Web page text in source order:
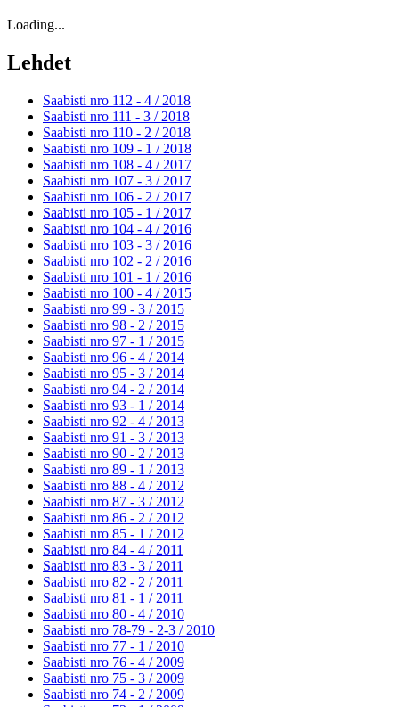
Loading...
Lehdet
Saabisti nro 112 - 4 / 2018
Saabisti nro 111 - 3 / 2018
Saabisti nro 110 - 2 / 2018
Saabisti nro 109 - 1 / 2018
Saabisti nro 108 - 4 / 2017
Saabisti nro 107 - 3 / 2017
Saabisti nro 106 - 2 / 2017
Saabisti nro 105 - 1 / 2017
Saabisti nro 104 - 4 / 2016
Saabisti nro 103 - 3 / 2016
Saabisti nro 102 - 2 / 2016
Saabisti nro 101 - 1 / 2016
Saabisti nro 100 - 4 / 2015
Saabisti nro 99 - 3 / 2015
Saabisti nro 98 - 2 / 2015
Saabisti nro 97 - 1 / 2015
Saabisti nro 96 - 4 / 2014
Saabisti nro 95 - 3 / 2014
Saabisti nro 94 - 2 / 2014
Saabisti nro 93 - 1 / 2014
Saabisti nro 92 - 4 / 2013
Saabisti nro 91 - 3 / 2013
Saabisti nro 90 - 2 / 2013
Saabisti nro 89 - 1 / 2013
Saabisti nro 88 - 4 / 2012
Saabisti nro 87 - 3 / 2012
Saabisti nro 86 - 2 / 2012
Saabisti nro 85 - 1 / 2012
Saabisti nro 84 - 4 / 2011
Saabisti nro 83 - 3 / 2011
Saabisti nro 82 - 2 / 2011
Saabisti nro 81 - 1 / 2011
Saabisti nro 80 - 4 / 2010
Saabisti nro 78-79 - 2-3 / 2010
Saabisti nro 77 - 1 / 2010
Saabisti nro 76 - 4 / 2009
Saabisti nro 75 - 3 / 2009
Saabisti nro 74 - 2 / 2009